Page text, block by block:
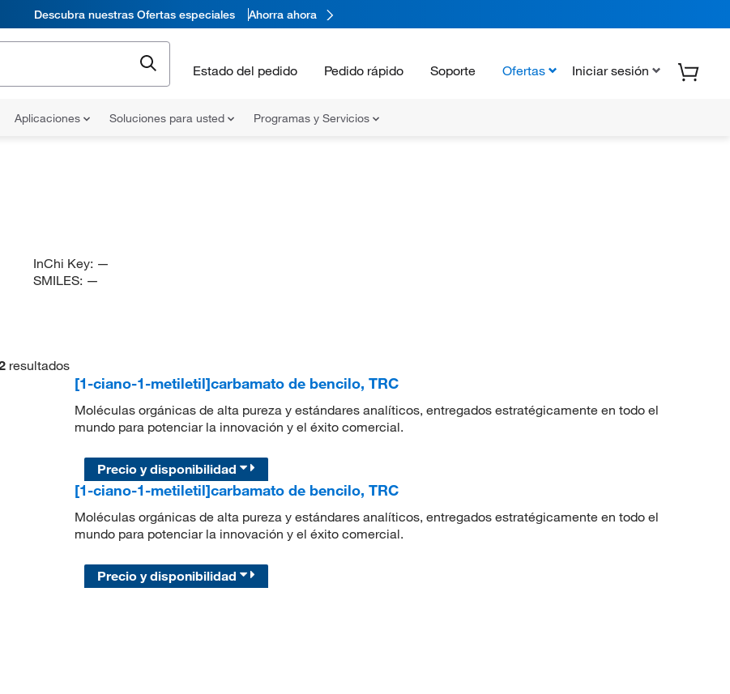
Descubra nuestras Ofertas especiales Ahorra ahora
Estado del pedido Pedido rápido Soporte Ofertas Iniciar sesión
Aplicaciones Soluciones para usted Programas y Servicios
InChi Key: —
SMILES: —
resultados
[1-ciano-1-metiletil]carbamato de bencilo, TRC
Moléculas orgánicas de alta pureza y estándares analíticos, entregados estratégicamente en todo el
mundo para potenciar la innovación y el éxito comercial.
Precio y disponibilidad
[1-ciano-1-metiletil]carbamato de bencilo, TRC
Moléculas orgánicas de alta pureza y estándares analíticos, entregados estratégicamente en todo el
mundo para potenciar la innovación y el éxito comercial.
Precio y disponibilidad